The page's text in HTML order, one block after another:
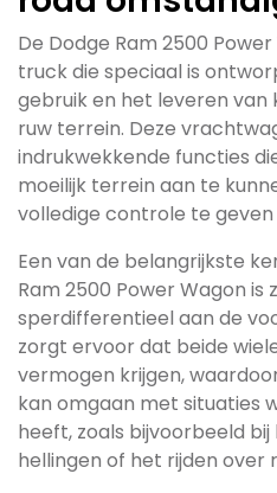
De Dodge Ram 2500
truck die speciaal is
gebruik en het leveren
ruw terrein. Deze
indrukwekkende functies
moeilijk terrein aan te
volledige controle te
Een van de belangrijkste
Ram 2500 Power Wagon is
sperdifferentieel aan de
zorgt ervoor dat beide
vermogen krijgen,
kan omgaan met situaties
heeft, zoals bijvoorbeeld
hellingen of het rijden over